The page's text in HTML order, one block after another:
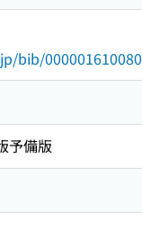
bib/000001610080
予備版